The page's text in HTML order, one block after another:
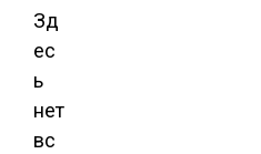
Зд
ес
ь
нет
вс